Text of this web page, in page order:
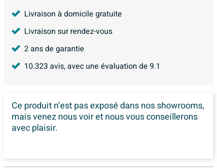
Livraison à domicile gratuite
Livraison sur rendez-vous
2 ans de garantie
10.323 avis, avec une évaluation de 9.1
Ce produit n’est pas exposé dansnos showrooms,
mais venez nous voir et nous vous conseillerons
avec plaisir.